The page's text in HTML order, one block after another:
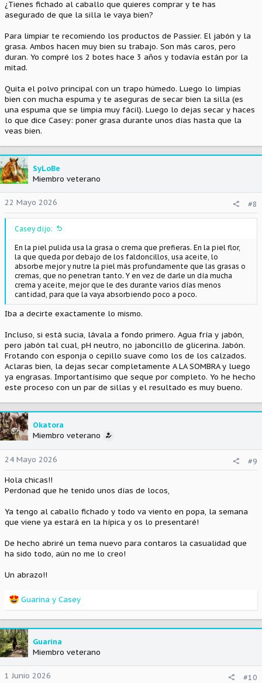
¿Tienes fichado al caballo que quieres comprar y te has
asegurado de que la silla le vaya bien?
Para limpiar te recomiendo los productos de Passier. El jabón y la
grasa. Ambos hacen muy bien su trabajo. Son más caros, pero
duran. Yo compré los 2 botes hace 3 años y todavía están por la
mitad.
Quita el polvo principal con un trapo húmedo. Luego lo limpias
bien con mucha espuma y te aseguras de secar bien la silla (es
una espuma que se limpia muy fácil). Luego lo dejas secar y haces
lo que dice Casey: poner grasa durante unos días hasta que la
veas bien.
SyLoBe
Miembro veterano
22 Mayo 2026 #8
Casey dijo:
En la piel pulida usa la grasa o crema que prefieras. En la piel flor,
la que queda por debajo de los faldoncillos, usa aceite, lo
absorbe mejor y nutre la piel más profundamente que las grasas o
cremas, que no penetran tanto. Y en vez de darle un día mucha
crema y aceite, mejor que le des durante varios días menos
cantidad, para que la vaya absorbiendo poco a poco.
Iba a decirte exactamente lo mismo.
Incluso, si está sucia, lávala a fondo primero. Agua fría y jabón,
pero jabón tal cual, pH neutro, no jaboncillo de glicerina. Jabón.
Frotando con esponja o cepillo suave como los de los calzados.
Aclaras bien, la dejas secar completamente A LA SOMBRA y luego
ya engrasas. Importantísimo que seque por completo. Yo he hecho
este proceso con un par de sillas y el resultado es muy bueno.
Okatora
Miembro veterano
24 Mayo 2026
#9
Hola chicas!!
Perdonad que he tenido unos días de locos,
Ya tengo al caballo fichado y todo va viento en popa, la semana
que viene ya estará en la hípica y os lo presentaré!
De hecho abriré un tema nuevo para contaros la casualidad que
ha sido todo, aún no me lo creo!
Un abrazo!!
R
a
c
c
i
n
Guarina y Casey
Guarina
Miembro veterano
1 Junio 2026
#10